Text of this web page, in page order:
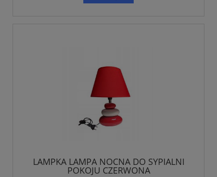
LAMPKA LAMPA NOCNA DO SYPIALNI
POKOJU CZERWONA